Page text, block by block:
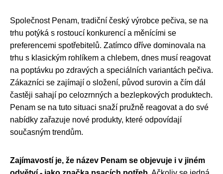
Společnost Penam, tradiční český výrobce pečiva, se na
trhu potýká s rostoucí konkurencí a měnícími se
preferencemi spotřebitelů. Zatímco dříve dominovala na
trhu s klasickým rohlíkem a chlebem, dnes musí reagovat
na poptávku po zdravých a speciálních variantách pečiva.
Zákazníci se zajímají o složení, původ surovin a čím dál
častěji sahají po celozrnných a bezlepkových produktech.
Penam se na tuto situaci snaží pružně reagovat a do své
nabídky zařazuje nové produkty, které odpovídají
současným trendům.
Zajímavostí je, že název Penam se objevuje i v jiném